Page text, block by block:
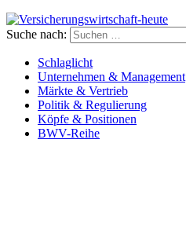
Versicherungswirtschaft-heute
Suche nach:
Schlaglicht
Unternehmen & Management
Märkte & Vertrieb
Politik & Regulierung
Köpfe & Positionen
BWV-Reihe